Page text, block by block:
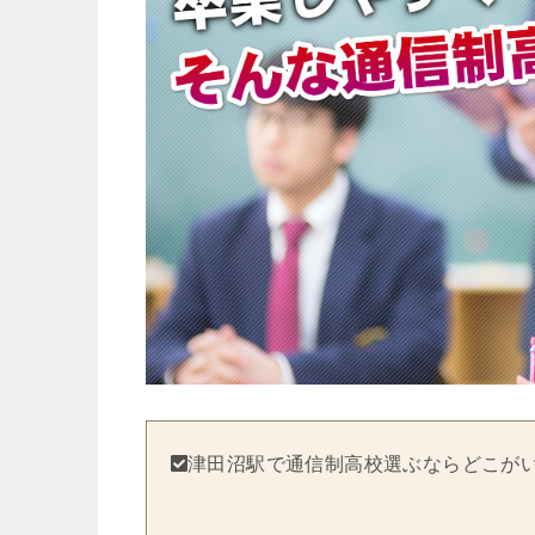
津田沼駅で通信制高校選ぶならどこが